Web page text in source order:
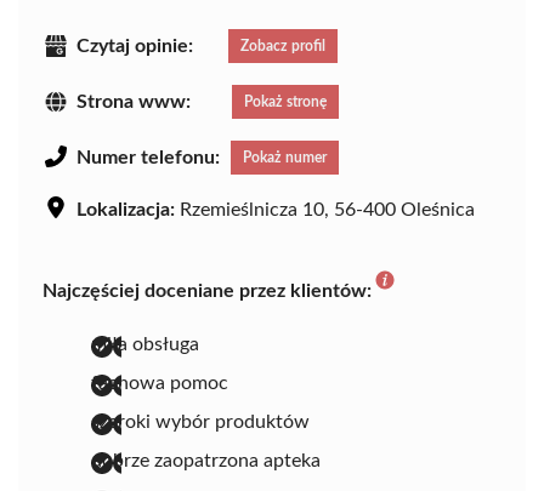
Czytaj opinie: Zobacz profil
Strona www: Pokaż stronę
Numer telefonu: Pokaż numer
Lokalizacja: Rzemieślnicza 10, 56-400 Oleśnica
Najczęściej doceniane przez klientów:
miła obsługa
fachowa pomoc
szeroki wybór produktów
dobrze zaopatrzona apteka